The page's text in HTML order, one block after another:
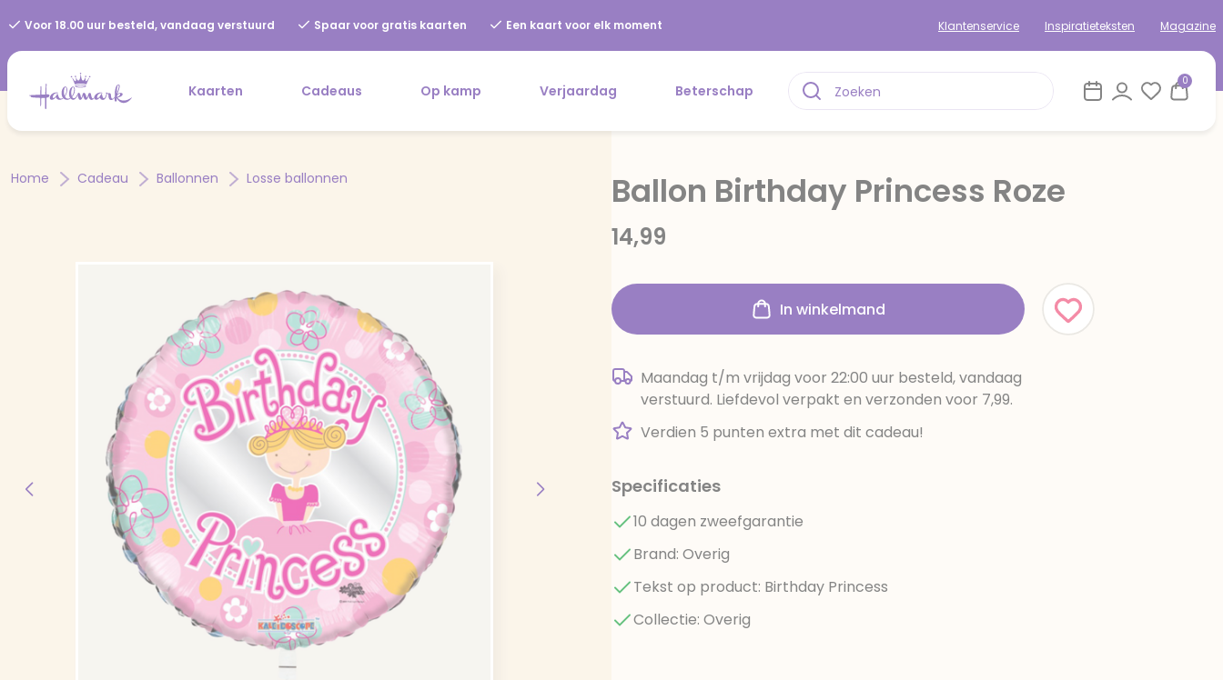
Voor 18.00 uur besteld, vandaag verstuurd Spaar voor gratis kaarten Een kaart voor elk moment Klantenservice Inspiratieteksten Magazine
Kaarten Cadeaus Op kamp Verjaardag Beterschap
0
Home Cadeau Ballonnen Losse ballonnen Ballon Birthday Princess Roze
14,99
In winkelmand
Maandag t/m vrijdag voor 22:00 uur besteld, vandaag
verstuurd. Liefdevol verpakt en verzonden voor 7,99.
Verdien 5 punten extra met dit cadeau!
Specificaties
10 dagen zweefgarantie
Brand: Overig
Tekst op product: Birthday Princess
Collectie: Overig